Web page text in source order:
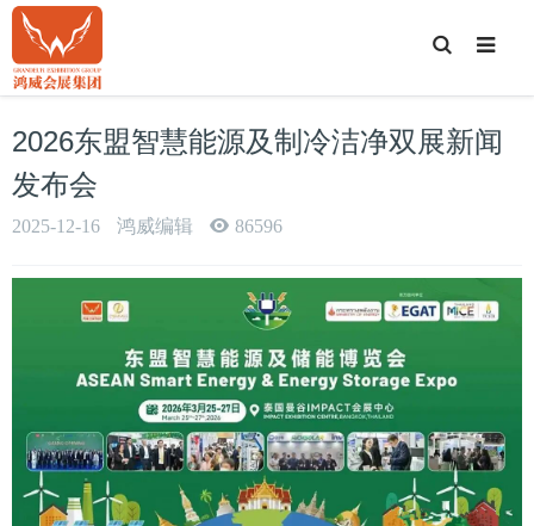
T
o
g
e
S
e
2026东盟智慧能源及制冷洁净双展新闻
发布会
2025-12-16 鸿威编辑 86596